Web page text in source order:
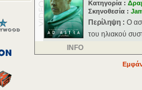
Κατηγορία :
Σκηνοθεσία :
Περίληψη : Ο
του ηλιακού
INFO